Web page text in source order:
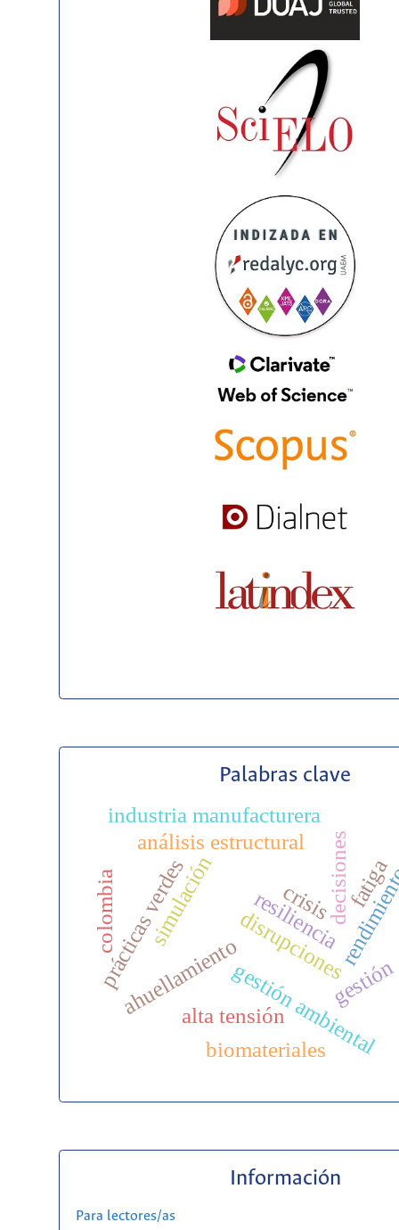
Palabras clave
simulación resiliencia
disrupcionesgestión
decisiones
crisis
ahuellamiento
fatiga
análisis estructural
gestión ambiental
prácticas verdes
industria manufacturera
colombia
alta tensión
biomateriales
Información
Para lectores/as